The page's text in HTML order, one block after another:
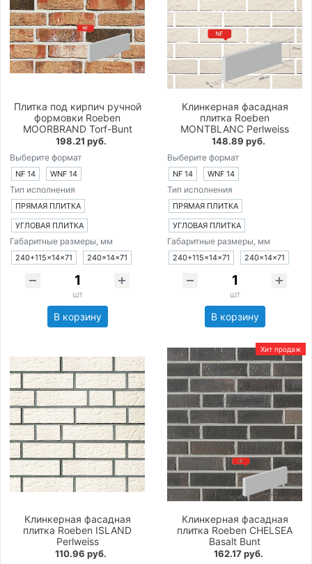
Плитка под кирпич ручной
формовки Roeben
MOORBRAND Torf-Bunt
198.21 руб.
Выберите формат
NF 14 WNF 14
Тип исполнения
ПРЯМАЯ ПЛИТКА
УГЛОВАЯ ПЛИТКА
Габаритные размеры, мм
240+115×14×71 240×14×71
шт
В корзину
Клинкерная фасадная
плитка Roeben
MONTBLANC Perlweiss
148.89 руб.
Выберите формат
NF 14 WNF 14
Тип исполнения
ПРЯМАЯ ПЛИТКА
УГЛОВАЯ ПЛИТКА
Габаритные размеры, мм
240+115×14×71 240×14×71
шт
В корзину
Клинкерная фасадная
плитка Roeben ISLAND
Perlweiss
110.96 руб.
Хит продаж
Клинкерная фасадная
плитка Roeben CHELSEA
Basalt Bunt
162.17 руб.